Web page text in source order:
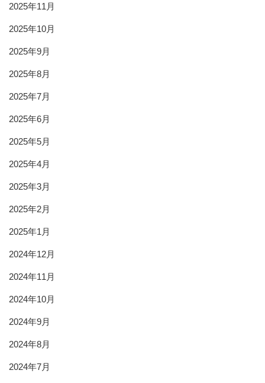
2025年11月
2025年10月
2025年9月
2025年8月
2025年7月
2025年6月
2025年5月
2025年4月
2025年3月
2025年2月
2025年1月
2024年12月
2024年11月
2024年10月
2024年9月
2024年8月
2024年7月